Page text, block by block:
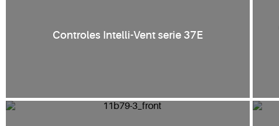
Controles Intelli-Vent serie 37E